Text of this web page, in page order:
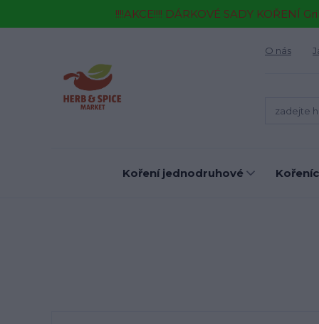
!!!!AKCE!!!! DÁRKOVÉ SADY KOŘENÍ
O nás
Koření jednodruhové